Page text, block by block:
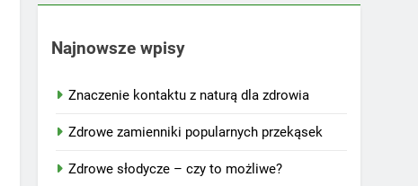
Najnowsze wpisy
Znaczenie kontaktu z naturą dla zdrowia
Zdrowe zamienniki popularnych przekąsek
Zdrowe słodycze – czy to możliwe?